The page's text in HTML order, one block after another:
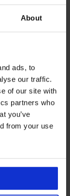
About
ads, to
our traffic.
of our site with
partners who
you’ve
from your use